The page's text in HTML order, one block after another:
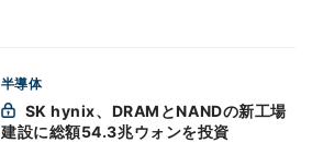
半導体
建設に総額54.3兆ウォンを投資